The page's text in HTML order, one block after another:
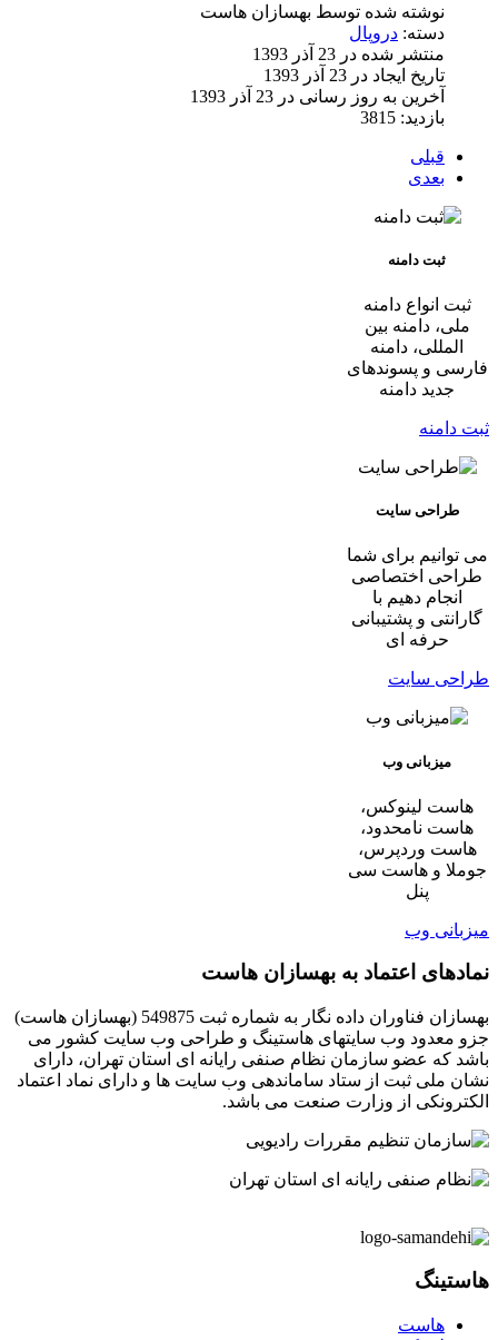
نوشته شده توسط بهسازان هاست
دسته: دروپال
منتشر شده در 23 آذر 1393
تاریخ ایجاد در 23 آذر 1393
آخرین به روز رسانی در 23 آذر 1393
بازدید: 3815
قبلی
بعدی
ثبت دامنه
ثبت انواع دامنه
ملی، دامنه بین
المللی، دامنه
فارسی و پسوندهای
جدید دامنه
ثبت دامنه
طراحی سایت
می توانیم برای شما
طراحی اختصاصی
انجام دهیم با
گارانتی و پشتیبانی
حرفه ای
طراحی سایت
میزبانی وب
هاست لینوکس،
هاست نامحدود،
هاست وردپرس،
جوملا و هاست سی
پنل
میزبانی وب
نمادهای اعتماد به بهسازان هاست
بهسازان فناوران داده نگار به شماره ثبت 549875 (بهسازان هاست)
جزو معدود وب سایتهای هاستینگ و طراحی وب سایت کشور می
باشد که عضو سازمان نظام صنفی رایانه ای استان تهران، دارای
نشان ملی ثبت از ستاد ساماندهی وب سایت ها و دارای نماد اعتماد
الکترونکی از وزارت صنعت می باشد.
هاستینگ
هاست